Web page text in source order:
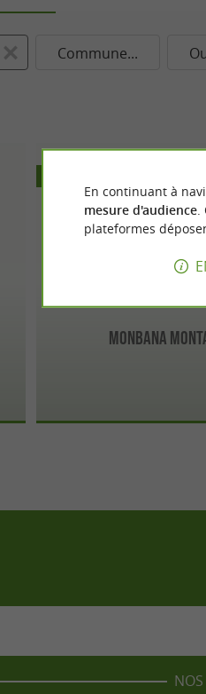
Commune...
MONBANA
En continuant à
mesure d'audience.
plateformes